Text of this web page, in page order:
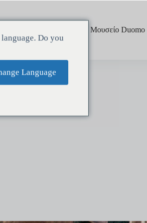
Μουσείο Duomo
Do you
Language